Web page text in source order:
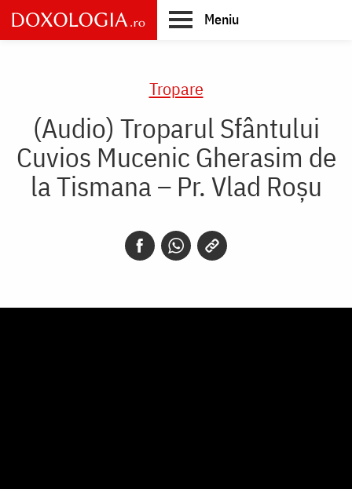
Skip
to
main
Meniu
Tropare
(Audio) Troparul Sfântului
Cuvios Mucenic Gherasim de
la Tismana – Pr. Vlad Roșu